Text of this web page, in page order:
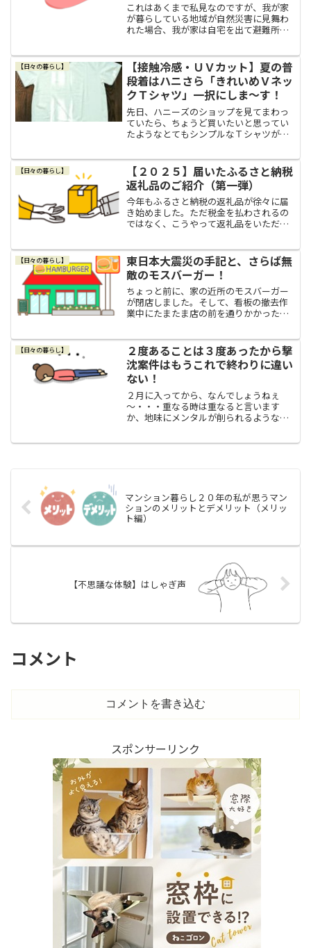
これはあくまで私見なのですが、我が家
が暮らしている地域が自然災害に見舞わ
れた場合、我が家は自宅を出て避難所へ
理由我が家がおそらく避難所へ行かない
と思う理由は、例えば河川...
【日々の暮らし】
【接触冷感・ＵＶカット】夏の普
段着はハニさら「きれいめＶネッ
クＴシャツ」一択にしま～す！
先日、ハニーズのショップを見てまわっ
ていたら、ちょうど買いたいと思ってい
たようなとてもシンプルなＴシャツが売
ツを捨てすぎました話はさかのぼりまし
て昨年の秋、春夏物の服を...
【日々の暮らし】
【２０２５】届いたふるさと納税
返礼品のご紹介（第一弾）
今年もふるさと納税の返礼品が徐々に届
き始めました。ただ税金を払わされるの
ではなく、こうやって返礼品をいただけ
ます！大阪府 泉佐野市
(function(b,c,f,g,a...
【日々の暮らし】
東日本大震災の手記と、さらば無
敵のモスバーガー！
ちょっと前に、家の近所のモスバーガー
が閉店しました。そして、看板の撤去作
業中にたまたま店の前を通りかかった私
（当時の私の手記）１５年前の３月１１
日。仕事中に震度５強～震...
【日々の暮らし】
２度あることは３度あったから撃
沈案件はもうこれで終わりに違い
ない！
２月に入ってから、なんでしょうねぇ
～・・・重なる時は重なると言います
か、地味にメンタルが削られるような撃
マンション暮らし２０年の私が思うマン
ションのメリットとデメリット（メリッ
ト編）
【不思議な体験】はしゃぎ声
コメント
コメントを書き込む
スポンサーリンク